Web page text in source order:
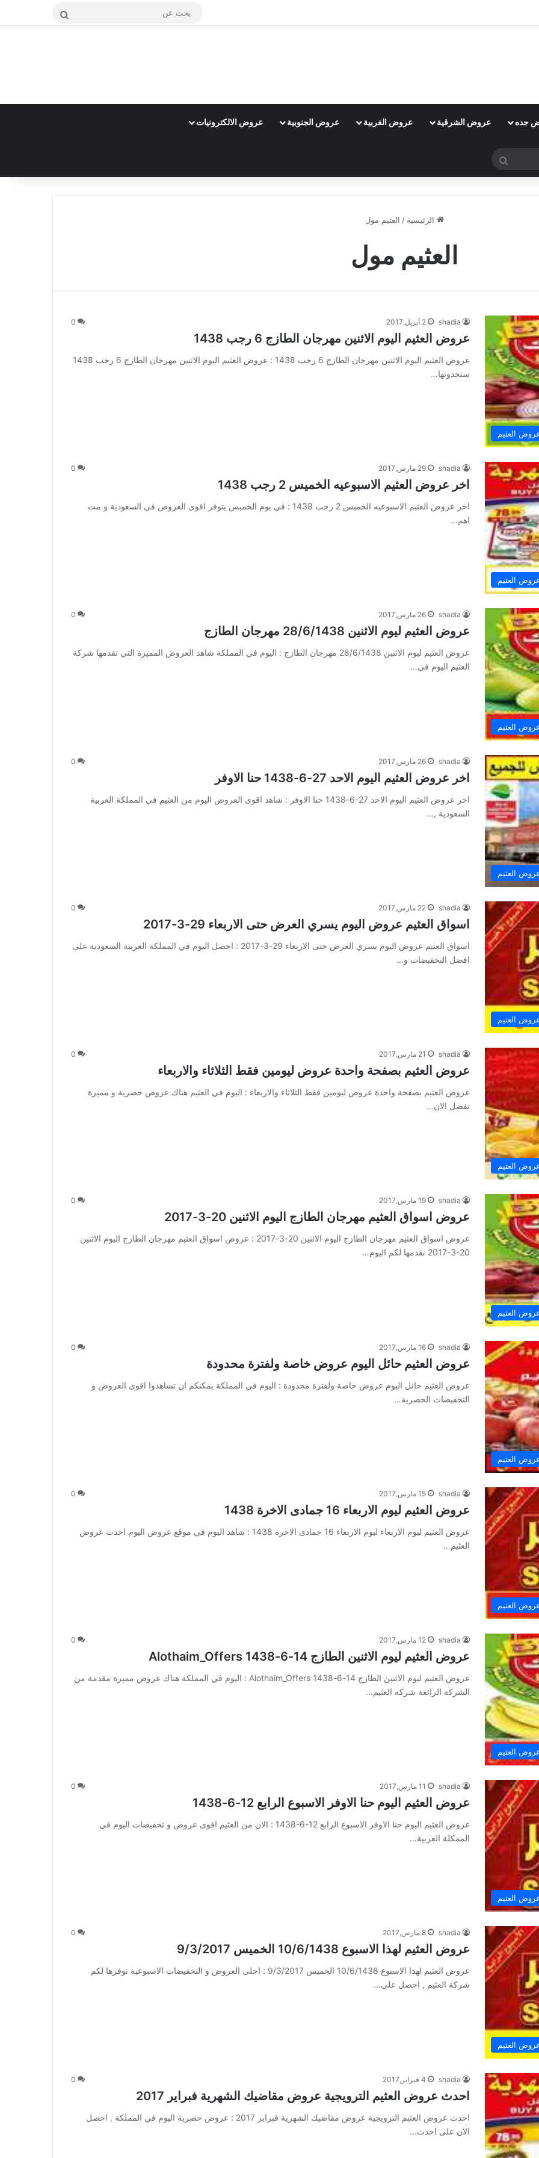
بحث
جده عروض الشرقية عروض الغربية عروض الجنوبية عروض الالكترونيات
بحث
الرئيسية / العثيم مول
العثيم مول
العثيم
shadia 2 أبريل,2017 0
عروض العثيم اليوم الاثنين مهرجان الطازج 6 رجب 1438
عروض العثيم اليوم الاثنين مهرجان الطازج 6 رجب 1438 : عروض العثيم اليوم الاثنين مهرجان الطازج 6 رجب 1438
ستجدونها…
العثيم
shadia 29 مارس,2017 0
اخر عروض العثيم الاسبوعيه الخميس 2 رجب 1438
اخر عروض العثيم الاسبوعيه الخميس 2 رجب 1438 : في يوم الخميس يتوفر اقوى العروض في السعودية و مت
اهم…
العثيم
shadia 26 مارس,2017 0
عروض العثيم ليوم الاثنين 28/6/1438 مهرجان الطازج
عروض العثيم ليوم الاثنين 28/6/1438 مهرجان الطازج : اليوم في المملكة شاهد العروض المميزة التي تقدمها شركة
العثيم اليوم في…
العثيم
shadia 26 مارس,2017 0
اخر عروض العثيم اليوم الاحد 27-6-1438 حنا الاوفر
اخر عروض العثيم اليوم الاحد 27-6-1438 حنا الاوفر : شاهد اقوى العروض اليوم من العثيم في المملكة العربية
السعودية ,…
العثيم
shadia 22 مارس,2017 0
اسواق العثيم عروض اليوم يسري العرض حتى الاربعاء 29-3-2017
اسواق العثيم عروض اليوم يسري العرض حتى الاربعاء 29-3-2017 : احصل اليوم في المملكة العربية السعودية على
افضل التخفيضات و…
العثيم
shadia 21 مارس,2017 0
عروض العثيم بصفحة واحدة عروض ليومين فقط الثلاثاء والاربعاء
عروض العثيم بصفحة واحدة عروض ليومين فقط الثلاثاء والاربعاء : اليوم في العثيم هناك عروض حصرية و مميزة
تفضل الان…
العثيم
shadia 19 مارس,2017 0
عروض اسواق العثيم مهرجان الطازج اليوم الاثنين 20-3-2017
عروض اسواق العثيم مهرجان الطازج اليوم الاثنين 20-3-2017 : عروض اسواق العثيم مهرجان الطازج اليوم الاثنين
20-3-2017 نقدمها لكم اليوم…
العثيم
shadia 16 مارس,2017 0
عروض العثيم حائل اليوم عروض خاصة ولفترة محدودة
عروض العثيم حائل اليوم عروض خاصة ولفترة محدودة : اليوم في المملكة يمكنكم ان تشاهدوا اقوى العروض و
التخفيضات الحصرية…
العثيم
shadia 15 مارس,2017 0
عروض العثيم ليوم الاربعاء 16 جمادى الاخرة 1438
عروض العثيم ليوم الاربعاء ليوم الاربعاء 16 جمادى الاخرة 1438 : شاهد اليوم في موقع عروض اليوم احدث عروض
العثيم…
العثيم
shadia 12 مارس,2017 0
عروض العثيم ليوم الاثنين الطازج 14-6-1438 Alothaim_Offers
عروض العثيم ليوم الاثنين الطازج 14-6-1438 Alothaim_Offers : اليوم في المملكة هناك عروض مميزة مقدمة من
الشركة الرائعة شركة العثيم…
العثيم
shadia 11 مارس,2017 0
عروض العثيم اليوم حنا الاوفر الاسبوع الرابع 12-6-1438
عروض العثيم اليوم حنا الاوفر الاسبوع الرابع 12-6-1438 : الان من العثيم اقوى عروض و تخفيضات اليوم في
الممكلة العربية…
العثيم
shadia 8 مارس,2017 0
عروض العثيم لهذا الاسبوع 10/6/1438 الخميس 9/3/2017
عروض العثيم لهذا الاسبوع 10/6/1438 الخميس 9/3/2017 : احلى العروض و التخفيضات الاسبوعية توفرها لكم
شركة العثيم , احصل على…
shadia 4 فبراير,2017 0
احدث عروض العثيم الترويجية عروض مقاضيك الشهرية فبراير 2017
احدث عروض العثيم الترويجية عروض مقاضيك الشهرية فبراير 2017 : عروض حصرية اليوم في المملكة , احصل
الان على احدث…